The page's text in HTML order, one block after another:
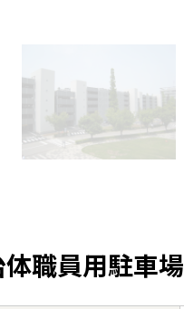
職員用駐車場